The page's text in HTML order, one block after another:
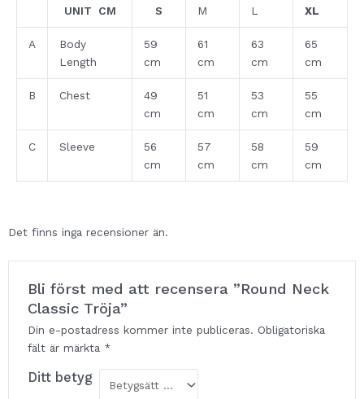
UNIT CM S M L XL
A
Body
Length
59
cm
61
cm
63
cm
65
cm
B Chest
49
cm
51
cm
53
cm
55
cm
C Sleeve
56
cm
57
cm
58
cm
59
cm
Det finns inga recensioner än.
Bli först med att recensera ”Round Neck
Classic Tröja”
Din e-postadress kommer inte publiceras. Obligatoriska
fält är märkta *
Ditt betyg